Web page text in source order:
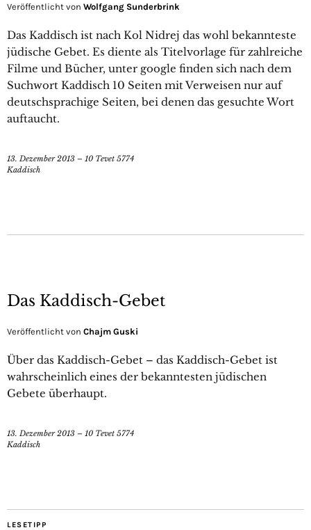
Veröffentlicht von Wolfgang Sunderbrink
Das Kaddisch ist nach Kol Nidrej das wohl bekannteste
jüdische Gebet. Es diente als Titelvorlage für zahlreiche
Filme und Bücher, unter google finden sich nach dem
Suchwort Kaddisch 10 Seiten mit Verweisen nur auf
deutschsprachige Seiten, bei denen das gesuchte Wort
auftaucht.
13. Dezember 2013 – 10 Tevet 5774
Kaddisch
Das Kaddisch-Gebet
Veröffentlicht von Chajm Guski
Über das Kaddisch-Gebet – das Kaddisch-Gebet ist
wahrscheinlich eines der bekanntesten jüdischen
Gebete überhaupt.
13. Dezember 2013 – 10 Tevet 5774
Kaddisch
LESETIPP